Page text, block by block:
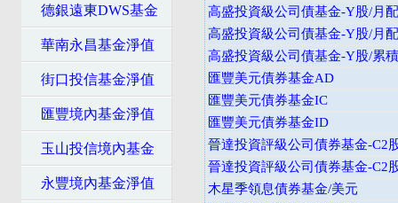
德銀遠東DWS基金
華南永昌基金淨值
街口投信基金淨值
匯豐境內基金淨值
玉山投信境內基金
永豐境內基金淨值
高盛投資級公司債基金-Y股/月
高盛投資級公司債基金-Y股/月
高盛投資級公司債基金-Y股/累
匯豐美元債券基金AD
匯豐美元債券基金IC
匯豐美元債券基金ID
晉達投資評級公司債券基金-C2
晉達投資評級公司債券基金-C2
木星季領息債券基金/美元